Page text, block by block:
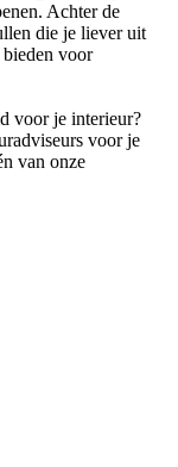
Achter de
die je liever uit
voor
voor je interieur?
voor je
van onze